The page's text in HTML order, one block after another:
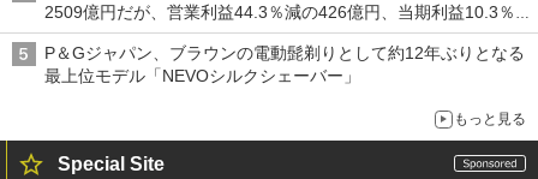
2509億円だが、営業利益44.3％減の426億円、当期利益10.3％減
の492億円で増収減益
P＆Gジャパン、ブラウンの電動髭剃りとして約12年ぶりとなる
最上位モデル「NEVOシルクシェーバー」
もっと見る
Special Site